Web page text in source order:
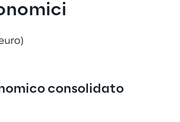
consolidato